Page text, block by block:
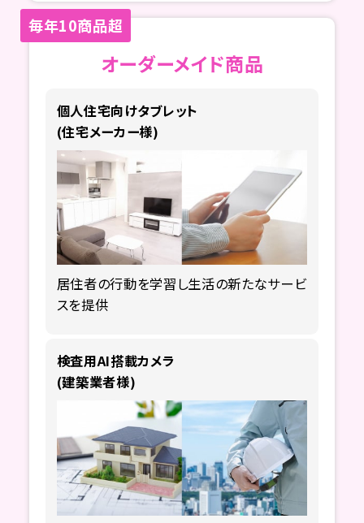
オーダーメイド商品
毎年10商品超
個人住宅向けタブレット
(住宅メーカー様)
居住者の行動を学習し生活の新たなサービ
スを提供
検査用AI搭載カメラ
(建築業者様)